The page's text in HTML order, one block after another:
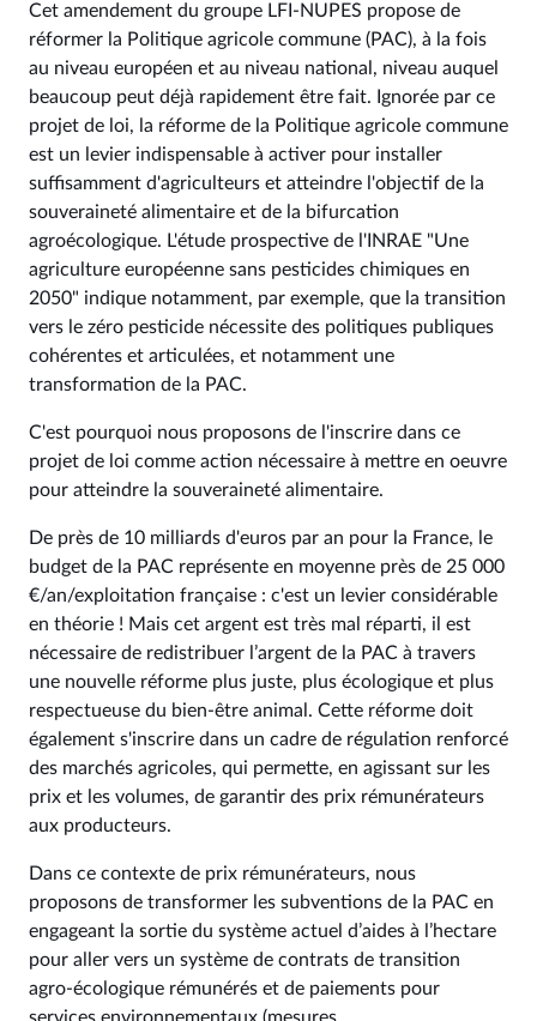
Cet amendement du groupe LFI-NUPES propose de
réformer la Politique agricole commune (PAC), à la fois
au niveau européen et au niveau national, niveau auquel
beaucoup peut déjà rapidement être fait. Ignorée par ce
projet de loi, la réforme de la Politique agricole commune
est un levier indispensable à activer pour installer
suffisamment d'agriculteurs et atteindre l'objectif de la
souveraineté alimentaire et de la bifurcation
agroécologique. L'étude prospective de l'INRAE "Une
agriculture européenne sans pesticides chimiques en
2050" indique notamment, par exemple, que la transition
vers le zéro pesticide nécessite des politiques publiques
cohérentes et articulées, et notamment une
transformation de la PAC.
C'est pourquoi nous proposons de l'inscrire dans ce
projet de loi comme action nécessaire à mettre en oeuvre
pour atteindre la souveraineté alimentaire.
De près de 10 milliards d'euros par an pour la France, le
budget de la PAC représente en moyenne près de 25 000
€/an/exploitation française : c'est un levier considérable
en théorie ! Mais cet argent est très mal réparti, il est
nécessaire de redistribuer l’argent de la PAC à travers
une nouvelle réforme plus juste, plus écologique et plus
respectueuse du bien-être animal. Cette réforme doit
également s'inscrire dans un cadre de régulation renforcé
des marchés agricoles, qui permette, en agissant sur les
prix et les volumes, de garantir des prix rémunérateurs
aux producteurs.
Dans ce contexte de prix rémunérateurs, nous
proposons de transformer les subventions de la PAC en
engageant la sortie du système actuel d’aides à l’hectare
pour aller vers un système de contrats de transition
agro-écologique rémunérés et de paiements pour